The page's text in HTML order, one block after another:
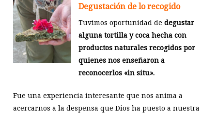
Degustación de lo recogido
Tuvimos oportunidad de degustar
alguna tortilla y coca hecha con
productos naturales recogidos por
quienes nos enseñaron a
reconocerlos «in situ».
Fue una experiencia interesante que nos anima a
acercarnos a la despensa que Dios ha puesto a nuestra